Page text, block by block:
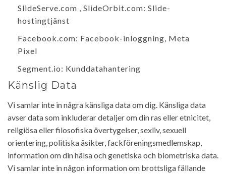
SlideServe.com , SlideOrbit.com: Slide-
hostingtjänst
Facebook.com: Facebook-inloggning, Meta
Pixel
Segment.io: Kunddatahantering
Känslig Data
Vi samlar inte in några känsliga data om dig. Känsliga data
avser data som inkluderar detaljer om din ras eller etnicitet,
religiösa eller filosofiska övertygelser, sexliv, sexuell
orientering, politiska åsikter, fackföreningsmedlemskap,
information om din hälsa och genetiska och biometriska data.
Vi samlar inte in någon information om brottsliga fällande